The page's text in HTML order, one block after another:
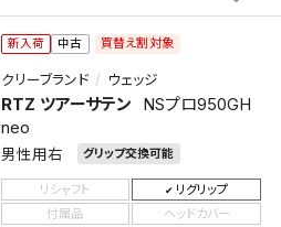
新入荷 中古 買替え割対象
クリーブランド ウェッジ
RTZ ツアーサテン
NSプロ950GH
neo
男性用右 グリップ交換可能
リシャフト
リグリップ
付属品
ヘッドカバー